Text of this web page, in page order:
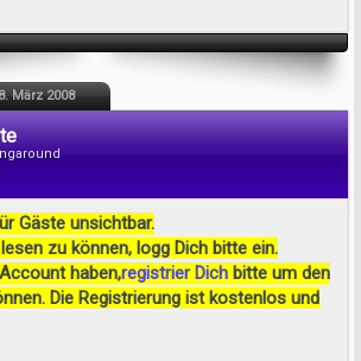
März 2008
Gäste unsichtbar.
zu können, logg Dich bitte ein.
haben,registrier Dich bitte um den
Die Registrierung ist kostenlos und